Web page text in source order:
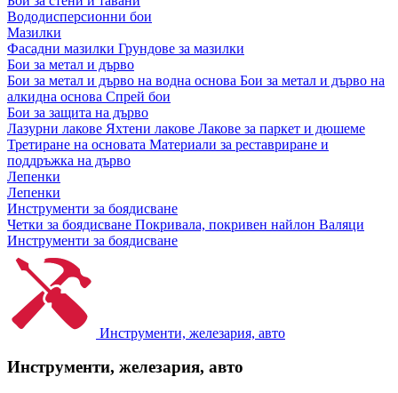
Вододисперсионни бои
Мазилки
Фасадни мазилки Грундове за мазилки
Бои за метал и дърво
Бои за метал и дърво на водна основа Бои за метал и дърво на
алкидна основа Спрей бои
Бои за защита на дърво
Лазурни лакове Яхтени лакове Лакове за паркет и дюшеме
Третиране на основата Материали за реставриране и
поддръжка на дърво
Лепенки
Лепенки
Инструменти за боядисване
Четки за боядисване Покривала, покривен найлон Валяци
Инструменти за боядисване
Инструменти, железария, авто
Инструменти, железария, авто